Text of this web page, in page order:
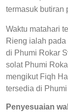
termasuk butiran
Waktu matahari
Rieng ialah
di Phumi Rokar
solat Phumi
mengikut Fiqh
tersedia di
Penyesuaian